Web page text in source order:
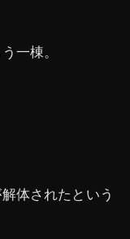
一棟。
体されたという